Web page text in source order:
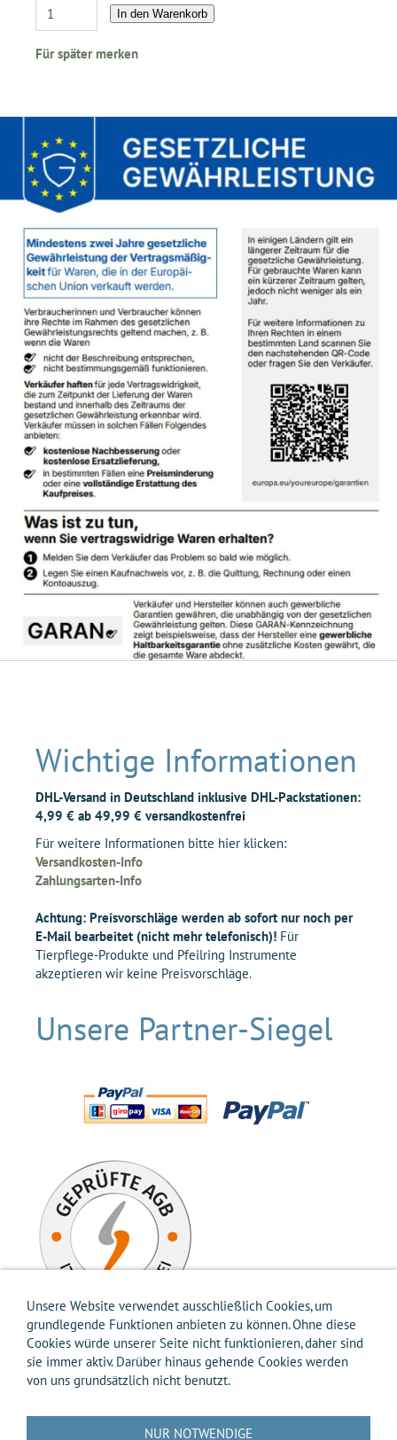
In den Warenkorb
Für später merken
Wichtige Informationen
DHL-Versand in Deutschland inklusive DHL-Packstationen:
4,99 € ab 49,99 € versandkostenfrei
Für weitere Informationen bitte hier klicken:
Versandkosten-Info
Zahlungsarten-Info
Achtung: Preisvorschläge werden ab sofort nur noch per
E-Mail bearbeitet (nicht mehr telefonisch)! Für
Tierpflege-Produkte und Pfeilring Instrumente
akzeptieren wir keine Preisvorschläge.
Unsere Partner-Siegel
Versandkosten-InfoZahlungsarten-InfoHilfeDatenschutz
Unsere Website verwendet ausschließlich Cookies, um
grundlegende Funktionen anbieten zu können. Ohne diese
Cookies würde unserer Seite nicht funktionieren, daher sind
sie immer aktiv. Darüber hinaus gehende Cookies werden
von uns grundsätzlich nicht benutzt.
NUR NOTWENDIGE